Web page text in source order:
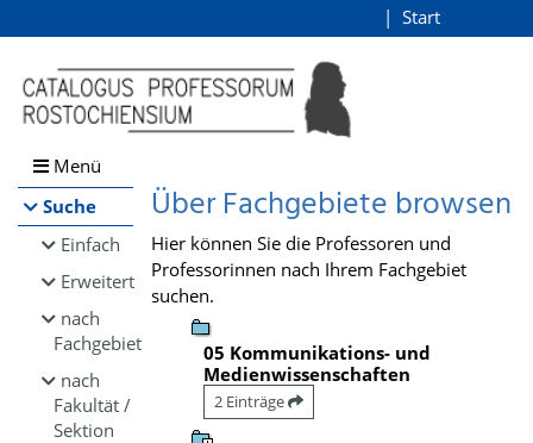
Browsen
direkt zum Inhalt
Start
Menü
Suche
Einfach
Erweitert
nach
Fachgebiet
nach
Fakultät /
Sektion
Über Fachgebiete browsen
Hier können Sie die Professoren und
Professorinnen nach Ihrem Fachgebiet
suchen.
05 Kommunikations- und
Medienwissenschaften
2 Einträge